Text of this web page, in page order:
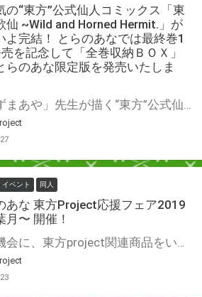
の“東方”公式仙人コミックス「東
仙 ~Wild and Horned Hermit.」が
よ完結！ とらのあなでは最終巻1
を記念して「全巻収納ＢＯＸ」
らのあな限定版を発売いたしま
「あずまあや」先生が描く“東方”公式仙人コミックス「東方茨歌仙 ~Wild and Horned Hermit.」完結10巻が9/27に発売！ 「あずまあや」先生描き下ろしイラストによる博麗霊夢＆霧雨魔理沙のフィギュア付き特装版も同時発売なので要チェックです。 とらのあなでは完結を記念して全巻収納ＢＯＸ付の限定版を発売いたします。 イラストは「あずまあや」先生の描き下ろしイラスト入りです！ 今までお買い上げのお客様も、完結を期に一気に読んでみたいというお客様も 是非この機会にお買い求めください！
イベント 同人
あな 東方Project応援フェア2019
月〜 開催！
この機会に、東方project関連商品をいっぱい買って、かわいいクリアしおりをGetしよう♪